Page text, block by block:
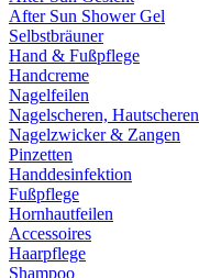
After Sun Shower Gel
Selbstbräuner
Hand & Fußpflege
Handcreme
Nagelfeilen
Nagelscheren, Hautscheren
Nagelzwicker & Zangen
Pinzetten
Handdesinfektion
Fußpflege
Hornhautfeilen
Accessoires
Haarpflege
Shampoo